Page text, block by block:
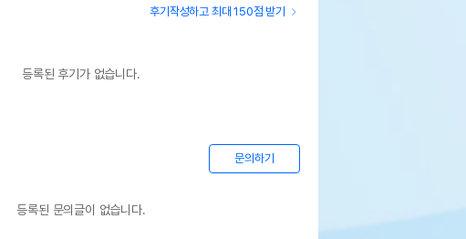
후기작성하고 최대 150점 받기
등록된 후기가 없습니다.
문의하기
등록된 문의글이 없습니다.